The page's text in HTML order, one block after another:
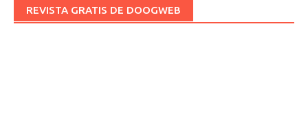
REVISTA GRATIS DE DOOGWEB